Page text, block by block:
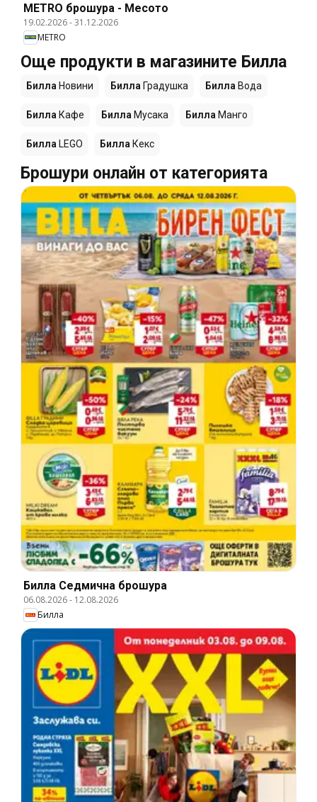
METRO брошура - Месото
19.02.2026-31.12.2026
METRO
Още продукти в магазините Билла
Билла Новини Билла Градушка Билла Вода
Билла Кафе Билла Мусака Билла Манго
Билла LEGO Билла Кекс
Брошури онлайн от категорията
Билла Cедмична брошура
06.08.2026- 12.08.2026
Билла